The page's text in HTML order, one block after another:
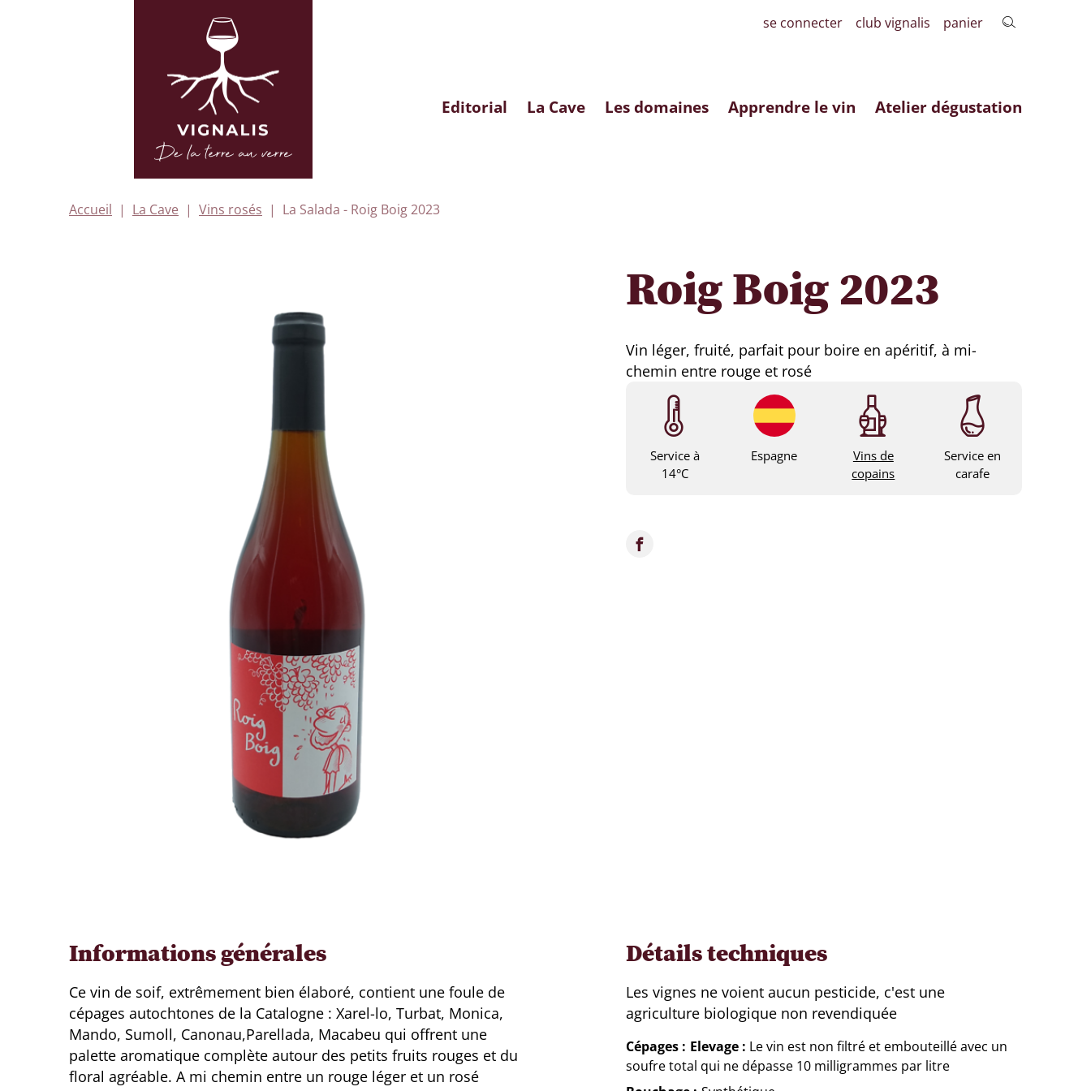
se connecter club vignalis panier
Editorial La Cave Les domaines Apprendre le vin Atelier dégustation
Accueil La Cave Vins rosés La Salada - Roig Boig 2023
Roig Boig 2023
Vin léger, fruité, parfait pour boire en apéritif, à mi-
chemin entre rouge et rosé
Service à
14°C
Espagne
Vins de
copains
Service en
carafe
Informations générales
Ce vin de soif, extrêmement bien élaboré, contient une foule de
cépages autochtones de la Catalogne : Xarel-lo, Turbat, Monica,
Mando, Sumoll, Canonau,Parellada, Macabeu qui offrent une
palette aromatique complète autour des petits fruits rouges et du
floral agréable. A mi chemin entre un rouge léger et un rosé
Détails techniques
Les vignes ne voient aucun pesticide, c'est une
agriculture biologique non revendiquée
Cépages Elevage
Le vin est non filtré et embouteillé avec un
soufre total qui ne dépasse 10 milligrammes par litre